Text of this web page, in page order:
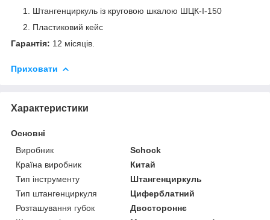
Штангенциркуль із круговою шкалою ШЦК-І-150
Пластиковий кейс
Гарантія: 12 місяців.
Приховати
Характеристики
Основні
Виробник
Schock
Країна виробник
Китай
Тип інструменту
Штангенциркуль
Тип штангенциркуля
Циферблатний
Розташування губок
Двостороннє